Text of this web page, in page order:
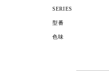
SERIES
型番
色味